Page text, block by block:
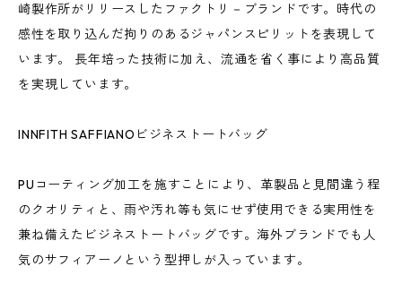
崎製作所がリリースしたファクトリ－ブランドです。時代の
感性を取り込んだ拘りのあるジャパンスピリットを表現して
います。 長年培った技術に加え、流通を省く事により高品質
を実現しています。
INNFITH SAFFIANOビジネストートバッグ
PUコーティング加工を施すことにより、革製品と見間違う程
のクオリティと、雨や汚れ等も気にせず使用できる実用性を
兼ね備えたビジネストートバッグです。海外ブランドでも人
気のサフィアーノという型押しが入っています。